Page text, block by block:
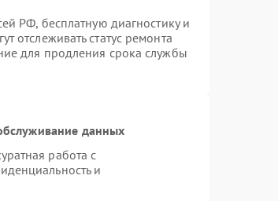
РФ, бесплатную диагностику и
отслеживать статус ремонта
для продления срока службы
данных
работа с
и